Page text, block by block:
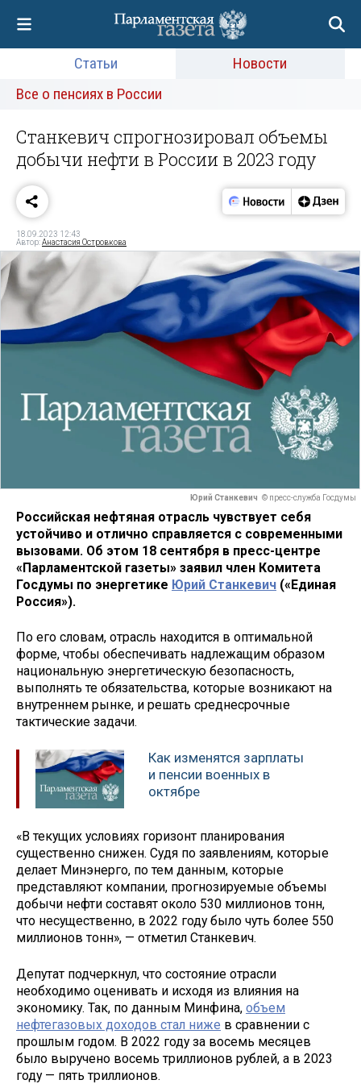
Статьи
Новости
Все о пенсиях в России
Станкевич спрогнозировал объемы
добычи нефти в России в 2023 году
18.09.2023 12:43
Автор:Анастасия Островкова
Юрий Станкевич © пресс-служба Госдумы
Российская нефтяная отрасль чувствует себя
устойчиво и отлично справляется с современными
вызовами. Об этом 18 сентября в пресс-центре
«Парламентской газеты» заявил член Комитета
Госдумы по энергетике Юрий Станкевич («Единая
Россия»).
По его словам, отрасль находится в оптимальной
форме, чтобы обеспечивать надлежащим образом
национальную энергетическую безопасность,
выполнять те обязательства, которые возникают на
внутреннем рынке, и решать среднесрочные
тактические задачи.
Как изменятся зарплаты
и пенсии военных в
октябре
«В текущих условиях горизонт планирования
существенно снижен. Судя по заявлениям, которые
делает Минэнерго, по тем данным, которые
представляют компании, прогнозируемые объемы
добычи нефти составят около 530 миллионов тонн,
что несущественно, в 2022 году было чуть более 550
миллионов тонн», — отметил Станкевич.
Депутат подчеркнул, что состояние отрасли
необходимо оценивать и исходя из влияния на
экономику. Так, по данным Минфина, объем
нефтегазовых доходов стал ниже в сравнении с
прошлым годом. В 2022 году за восемь месяцев
было выручено восемь триллионов рублей, а в 2023
году — пять триллионов.